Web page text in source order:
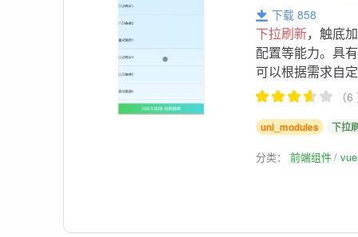
下载 858
下拉刷新，触底
配置等能力。具
可以根据需求自
（
uni_modules 下拉
分类：前端组件